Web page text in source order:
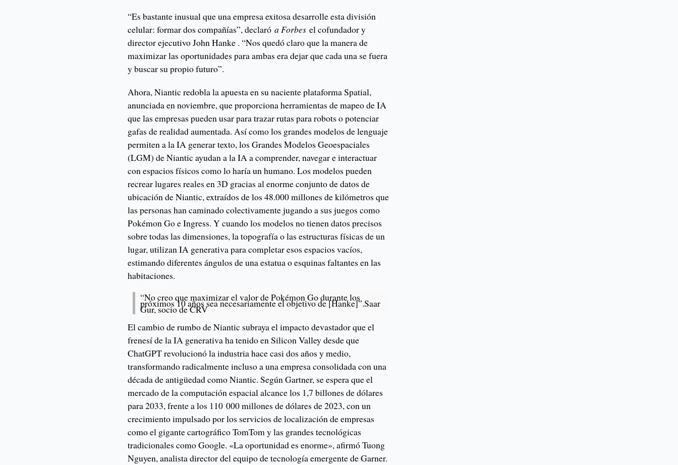
“Es bastante inusual que una empresa exitosa desarrolle esta división
celular: formar dos compañías”, declaróa Forbes el cofundador y
director ejecutivo John Hanke . “Nos quedó claro que la manera de
maximizar las oportunidades para ambas era dejar que cada una se fuera
y buscar su propio futuro”.
Ahora, Niantic redobla la apuesta en su naciente plataforma Spatial,
anunciada en noviembre, que proporciona herramientas de mapeo de IA
que las empresas pueden usar para trazar rutas para robots o potenciar
gafas de realidad aumentada. Así como los grandes modelos de lenguaje
permiten a la IA generar texto, los Grandes Modelos Geoespaciales
(LGM) de Niantic ayudan a la IA a comprender, navegar e interactuar
con espacios físicos como lo haría un humano. Los modelos pueden
recrear lugares reales en 3D gracias al enorme conjunto de datos de
ubicación de Niantic, extraídos de los 48.000 millones de kilómetros que
las personas han caminado colectivamente jugando a sus juegos como
Pokémon Go e Ingress. Y cuando los modelos no tienen datos precisos
sobre todas las dimensiones, la topografía o las estructuras físicas de un
lugar, utilizan IA generativa para completar esos espacios vacíos,
estimando diferentes ángulos de una estatua o esquinas faltantes en las
habitaciones.
“No creo que maximizar el valor de Pokémon Go durante los
próximos 10 años sea necesariamente el objetivo de [Hanke]”.Saar
Gur, socio de CRV
El cambio de rumbo de Niantic subraya el impacto devastador que el
frenesí de la IA generativa ha tenido en Silicon Valley desde que
ChatGPT revolucionó la industria hace casi dos años y medio,
transformando radicalmente incluso a una empresa consolidada con una
década de antigüedad como Niantic. Según Gartner, se espera que el
mercado de la computación espacial alcance los 1,7 billones de dólares
para 2033, frente a los 110 000 millones de dólares de 2023, con un
crecimiento impulsado por los servicios de localización de empresas
como el gigante cartográfico TomTom y las grandes tecnológicas
tradicionales como Google. «La oportunidad es enorme», afirmó Tuong
Nguyen, analista director del equipo de tecnología emergente de Garner.